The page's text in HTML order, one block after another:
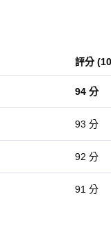
評分
94 分
93 分
92 分
91 分